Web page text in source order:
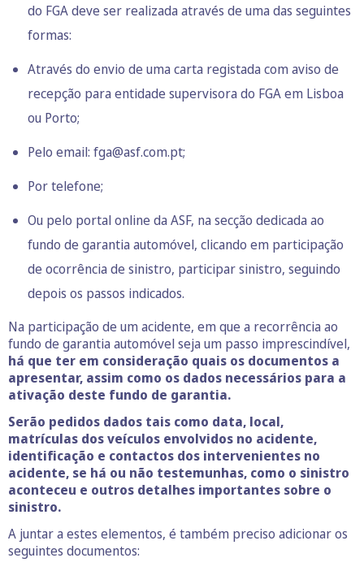
do FGA deve ser realizada através de uma das seguintes
formas:
Através do envio de uma carta registada com aviso de
recepção para entidade supervisora do FGA em Lisboa
ou Porto;
Pelo email: fga@asf.com.pt;
Por telefone;
Ou pelo portal online da ASF, na secção dedicada ao
fundo de garantia automóvel, clicando em participação
de ocorrência de sinistro, participar sinistro, seguindo
depois os passos indicados.
Na participação de um acidente, em que a recorrência ao
fundo de garantia automóvel seja um passo imprescindível,
há que ter em consideração quais os documentos a
apresentar, assim como os dados necessários para a
ativação deste fundo de garantia.
Serão pedidos dados tais como data, local,
matrículas dos veículos envolvidos no acidente,
identificação e contactos dos intervenientes no
acidente, se há ou não testemunhas, como o sinistro
aconteceu e outros detalhes importantes sobre o
sinistro.
A juntar a estes elementos, é também preciso adicionar os
seguintes documentos: